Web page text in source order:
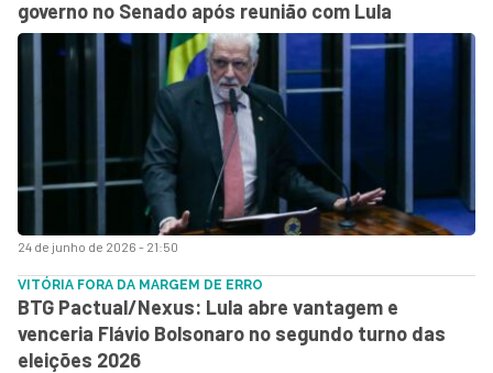
24 de junho de 2026 - 21:50
governo no Senado após reunião com Lula
VITÓRIA FORA DA MARGEM DE ERRO
BTG Pactual/Nexus: Lula abre vantagem e
venceria Flávio Bolsonaro no segundo turno das
eleições 2026